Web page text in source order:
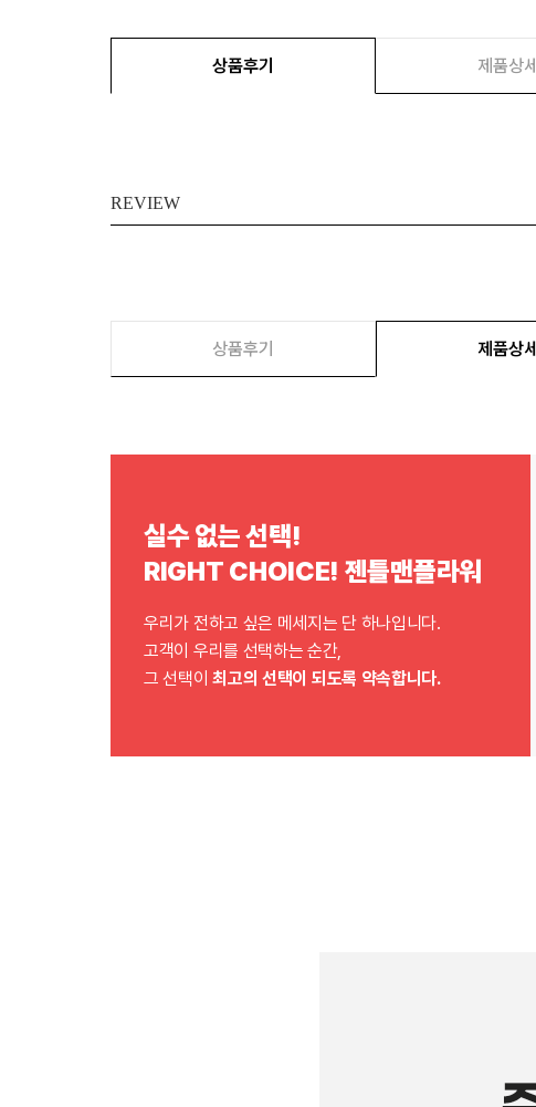
상품후기 제품상세
REVIEW
상품후기 제품상세
실수 없는 선택!
RIGHT CHOICE! 젠틀맨플라워
우리가 전하고 싶은 메세지는 단 하나입니다.
고객이 우리를 선택하는 순간,
그 선택이최고의 선택이 되도록 약속합니다.